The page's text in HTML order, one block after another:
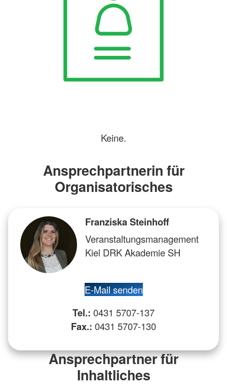
Keine.
Ansprechpartnerin für
Organisatorisches
Franziska Steinhoff
Veranstaltungsmanagement
Kiel DRK Akademie SH
E-Mail senden
Tel.: 0431 5707-137
Fax.: 0431 5707-130
Ansprechpartner für
Inhaltliches